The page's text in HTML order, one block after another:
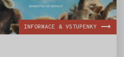
INFORMACE & VSTUPENKY